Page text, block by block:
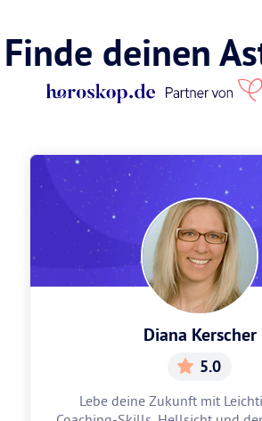
Finde deinen
Diana Kerscher
5.0
Lebe deine Zukunft mit